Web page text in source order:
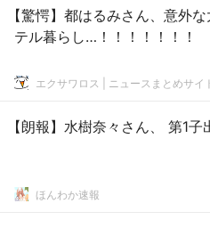
【驚愕】都はるみさん、意外
テル暮らし…！！！！！！！
エクサワロス | ニュースまとめサイ
【朗報】水樹奈々さん、 第1子
ほんわか速報